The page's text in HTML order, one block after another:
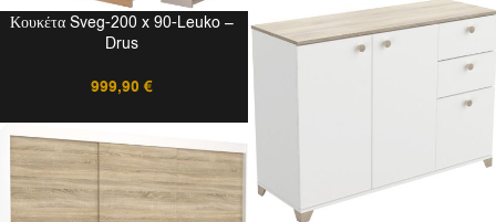
Κουκέτα Sveg-200 x 90-Leuko –
Drus
999,90 €